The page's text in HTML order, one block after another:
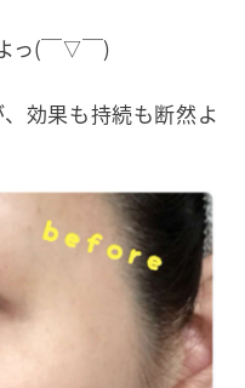
っ(￣▽￣)
効果も持続も断然よ